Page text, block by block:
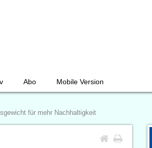
Abo Mobile Version
für mehr Nachhaltigkeit